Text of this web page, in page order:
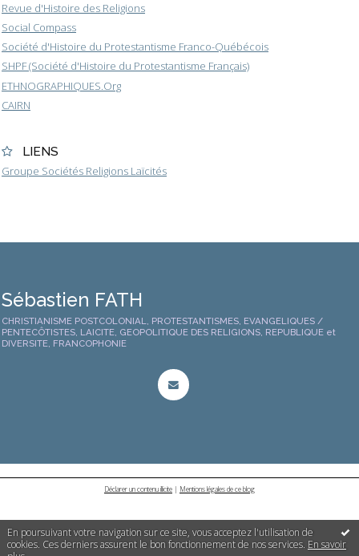
En poursuivant votre navigation sur ce site, vous acceptez l'utilisation de
cookies. Ces derniers assurent le bon fonctionnement de nos services. En savoir
Revue d'Histoire des Religions
Social Compass
Société d'Histoire du Protestantisme Franco-Québécois
SHPF (Société d'Histoire du Protestantisme Français)
ETHNOGRAPHIQUES.Org
CAIRN
LIENS
Groupe Sociétés Religions Laïcités
Sébastien FATH
CHRISTIANISME POSTCOLONIAL, PROTESTANTISMES, EVANGELIQUES /
PENTECÔTISTES, LAICITE, GEOPOLITIQUE DES RELIGIONS, REPUBLIQUE et
DIVERSITE, FRANCOPHONIE
Déclarer un contenu illicite | Mentions légales de ce blog